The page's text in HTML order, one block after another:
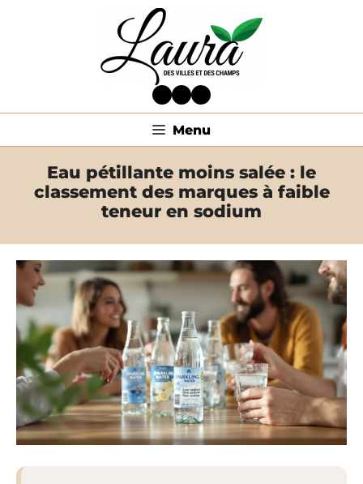
Facebook Twitter LinkedIn
Menu
Eau pétillante moins salée : le
classement des marques à faible
teneur en sodium